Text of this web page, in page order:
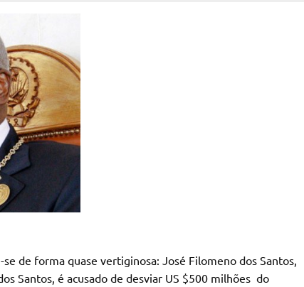
de forma quase vertiginosa: José Filomeno dos Santos,
Santos, é acusado de desviar US $500 milhões do